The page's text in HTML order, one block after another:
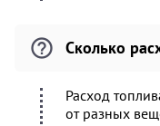
Сколько
Расход
от разных